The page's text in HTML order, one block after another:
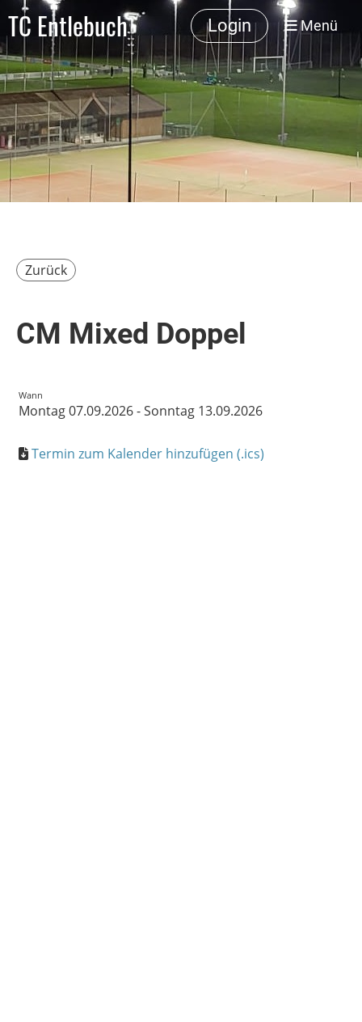
TC Entlebuch Login Menü
Zurück
CM Mixed Doppel
Wann
Montag 07.09.2026 - Sonntag 13.09.2026
Termin zum Kalender hinzufügen (.ics)